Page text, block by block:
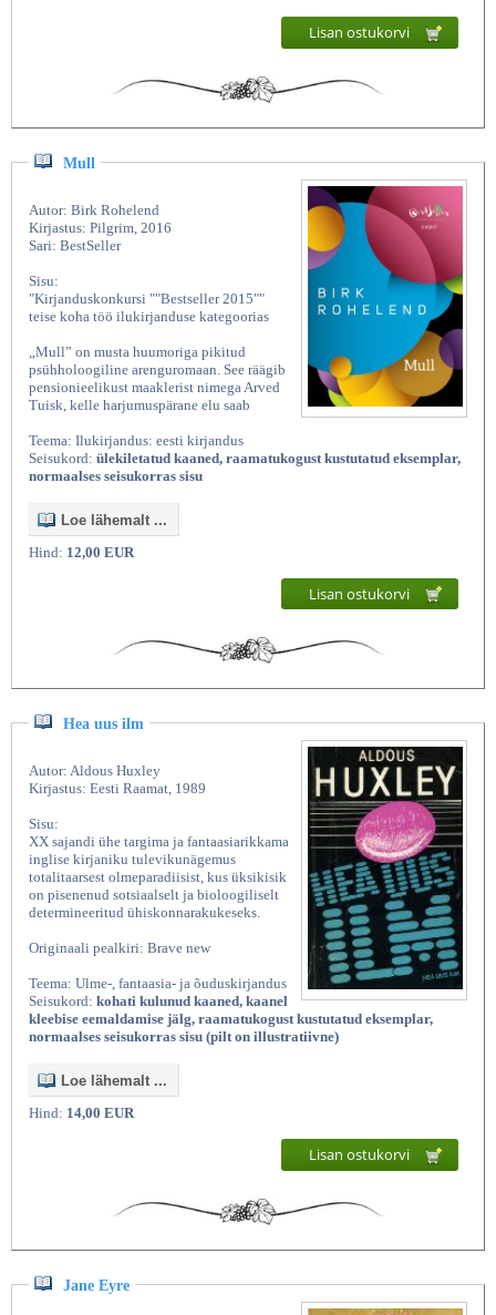
Kasutatud raamatud | Vanaraamatee
Lisan ostukorvi
Mull
Autor: Birk Rohelend
Kirjastus: Pilgrim, 2016
Sari: BestSeller
Sisu:
"Kirjanduskonkursi ""Bestseller 2015""
teise koha töö ilukirjanduse kategoorias
„Mull” on musta huumoriga pikitud
psühholoogiline arenguromaan. See räägib
pensionieelikust maaklerist nimega Arved
Tuisk, kelle harjumuspärane elu saab
Teema: Ilukirjandus: eesti kirjandus
Seisukord: ülekiletatud kaaned, raamatukogust kustutatud eksemplar,
normaalses seisukorras sisu
Loe lähemalt ...
Hind: 12,00 EUR
Lisan ostukorvi
Hea uus ilm
Autor: Aldous Huxley
Kirjastus: Eesti Raamat, 1989
Sisu:
XX sajandi ühe targima ja fantaasiarikkama
inglise kirjaniku tulevikunägemus
totalitaarsest olmeparadiisist, kus üksikisik
on pisenenud sotsiaalselt ja bioloogiliselt
determineeritud ühiskonnarakukeseks.
Originaali pealkiri: Brave new
Teema: Ulme-, fantaasia- ja õuduskirjandus
Seisukord: kohati kulunud kaaned, kaanel
kleebise eemaldamise jälg, raamatukogust kustutatud eksemplar,
normaalses seisukorras sisu (pilt on illustratiivne)
Loe lähemalt ...
Hind: 14,00 EUR
Lisan ostukorvi
Jane Eyre